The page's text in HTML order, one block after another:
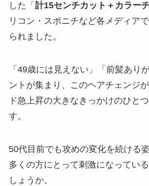
した「 計15センチカット＋カラー
リコン・スポニチなど各メディア
られました。
「49歳には見えない」「前髪あり
ントが集まり、このヘアチェンジ
ド急上昇の大きなきっかけのひと
す。
50代目前でも攻めの変化を続ける
多くの方にとって刺激になってい
しょうか。